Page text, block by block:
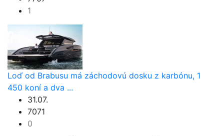
1
Loď od Brabusu má záchodovú dosku z karbónu, 1
450 koní a dva ...
31.07.
7071
0